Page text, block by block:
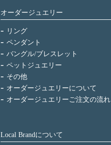
オーダージュエリー
リング
ペンダント
バングル/ブレスレット
ペットジュエリー
その他
オーダージュエリーについて
オーダージュエリーご注文の流れ
Local Brandについて